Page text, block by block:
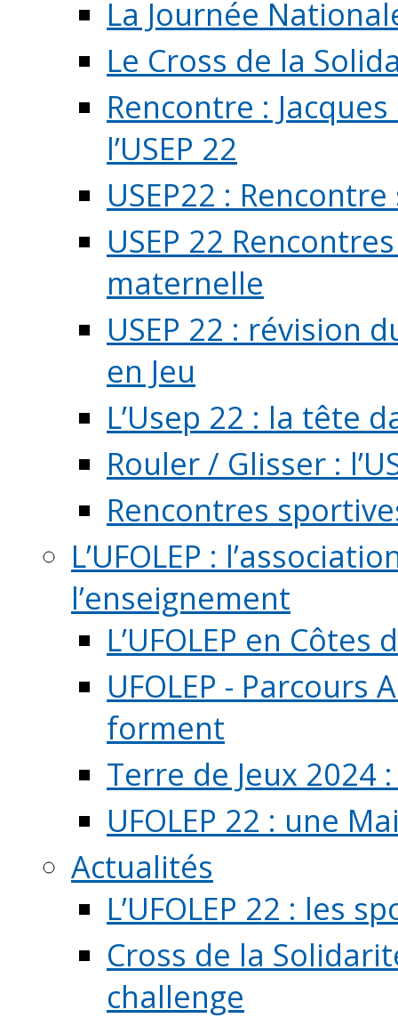
La Journée
Le Cross de la
Rencontre :
l’USEP 22
USEP22 :
USEP 22
maternelle
USEP 22 : révision
en Jeu
L’Usep 22 : la tête
Rouler / Glisser :
Rencontres
L’UFOLEP :
l’enseignement
L’UFOLEP en Côtes
UFOLEP -
forment
Terre de Jeux 2024
UFOLEP 22 : une
Actualités
L’UFOLEP 22 : les
Cross de la
challenge